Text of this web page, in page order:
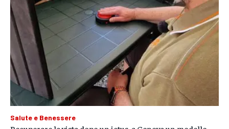
Salute e Benessere